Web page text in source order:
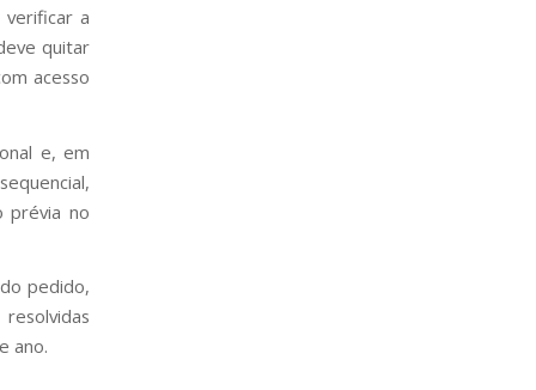
a
quitar
acesso
e, em
prévia no
pedido,
ano.